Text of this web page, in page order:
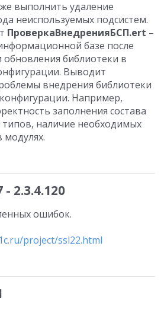
выполнить удаление
неиспользуемых подсистем.
ПроверкаВнедренияБСП.ert –
базе после
обновления библиотеки в
Выводит
внедрения библиотеки
Например,
заполнения состава
наличие необходимых
модулях.
- 2.3.4.120
ошибок.
project/ssl22.html